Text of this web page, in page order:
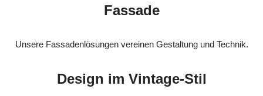
Fassade
Unsere Fassadenlösungen vereinen Gestaltung und Technik.
Design im Vintage-Stil